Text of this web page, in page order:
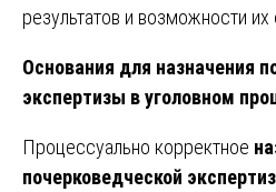
результатов и возможности их
Основания для назначения
экспертизы в уголовном
Процессуально корректное
почерковедческой